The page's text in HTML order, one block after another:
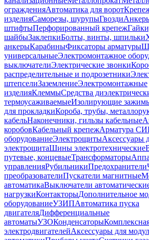
огражденияАвтоматика для ворот
изделияСаморезы, шурупыГвозди
штифтыПерфорированный крепеж
шайбыЗаклепкиБолты, винты, шпильки
анкерыКарабиныФиксаторы арматуры
универсальныеЭлектромонтажное
выключателиЭлектрические звонки
распределительные и подрозетники
штепселиЗаземлениеЭлектромонтажные
изделияКлеммыСредства
термоусаживаемыеИзолирующие
для прокладкиКороба, трубы,
кабельНаконечники, гильзы кабельные
коробовКабельный крепежАрматура
оборудованиеЭлектрощитыАксессуары
электрощитаШины электротехнические
путевые, концевыеТрансформаторы
управленияРубильникиПредохранители
преобразователиПускатели магнитные
автоматикаВыключатели
нагрузкиКонтакторыДополнительное
оборудованиеУЗИПАвтоматика пуска
двигателяДифференциальные
автоматыУЗОКонденсаторы
электродвигателейАксессуары для